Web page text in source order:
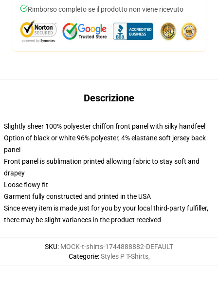
Rimborso completo se il prodotto non viene ricevuto
Descrizione
Slightly sheer 100% polyester chiffon front panel with silky handfeel
Option of black or white 96% polyester, 4% elastane soft jersey back
panel
Front panel is sublimation printed allowing fabric to stay soft and
drapey
Loose flowy fit
Garment fully constructed and printed in the USA
Since every item is made just for you by your local third-party fulfiller,
there may be slight variances in the product received
SKU: MOCK-t-shirts-1744888882-DEFAULT
Categorie:Styles P T-Shirts,